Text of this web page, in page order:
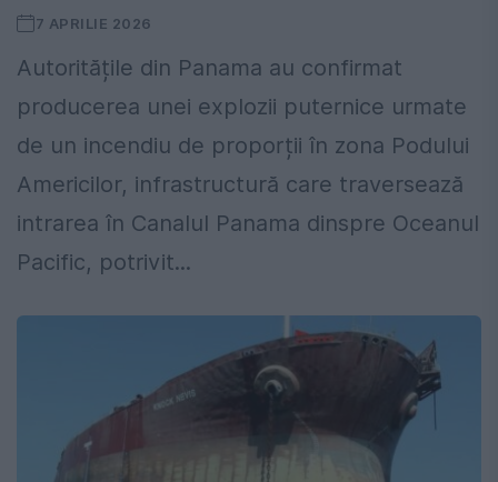
7 APRILIE 2026
Autoritățile din Panama au confirmat
producerea unei explozii puternice urmate
de un incendiu de proporții în zona Podului
Americilor, infrastructură care traversează
intrarea în Canalul Panama dinspre Oceanul
Pacific, potrivit...